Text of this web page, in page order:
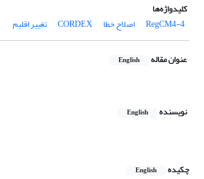
کلیدواژه‌ها
RegCM4-4
اصلاح خطا CORDEX تغییر اقلیم
عنوان مقاله English
نویسنده English
چکیده
English